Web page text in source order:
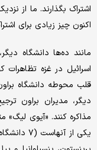
اشتراک بگذارند. ما از
اکنون چیز زیادی برای
مانند ده‌ها دانشگاه
اسرائیل در غزه
قلب محوطه دانشگاه
دیگر، مدیران براون
یکی از